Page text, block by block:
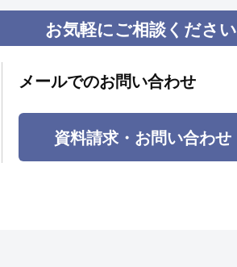
お気軽にご相談ください
メールでのお問い合わせ
資料請求・お問い合わせ